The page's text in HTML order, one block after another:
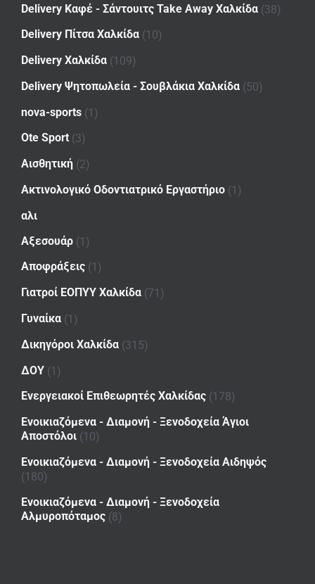
Delivery Καφέ - Σάντουιτς Take Away Χαλκίδα (38)
Delivery Πίτσα Χαλκίδα (10)
Delivery Χαλκίδα (109)
Delivery Ψητοπωλεία - Σουβλάκια Χαλκίδα (50)
nova-sports (1)
Ote Sport (3)
Αισθητική (2)
Ακτινολογικό Οδοντιατρικό Εργαστήριο (1)
αλι
Αξεσουάρ (1)
Αποφράξεις (1)
Γιατροί ΕΟΠΥΥ Χαλκίδα (71)
Γυναίκα (1)
Δικηγόροι Χαλκίδα (315)
ΔΟΥ (1)
Ενεργειακοί Επιθεωρητές Χαλκίδας (178)
Ενοικιαζόμενα - Διαμονή - Ξενοδοχεία Άγιοι
Αποστόλοι (10)
Ενοικιαζόμενα - Διαμονή - Ξενοδοχεία Αιδηψός
(180)
Ενοικιαζόμενα - Διαμονή - Ξενοδοχεία
Αλμυροπόταμος (8)